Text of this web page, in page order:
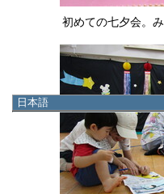
日本語
初めての七夕会。